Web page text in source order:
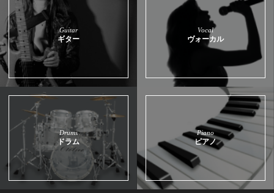
Guitar
ギター
Vocal
ヴォーカル
Drums
ドラム
Piano
ピアノ